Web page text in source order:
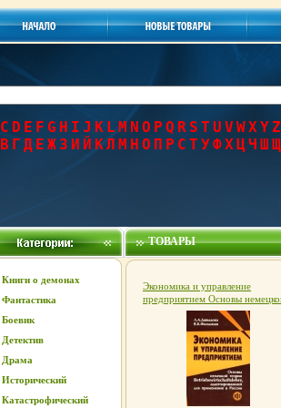
C D E F G H I J K L M N O P Q R S T U V WXYZ
В Г Д Е Ж З И Й КЛ М Н О П Р С Т УФХЦЧ Ш Щ
Книги о демонах
Фантастика
Боевик
Детектив
Драма
Исторический
Катастрофический
ТОВАРЫ
Экономика и управление
предприятием Основы
теории Betriebswirtschaftslehre,
адаптированной для
в России Букинистическое
издание Сохранность: Хорошая
Издательство: Финансы и
статистика, 2003 инфо 4489g.